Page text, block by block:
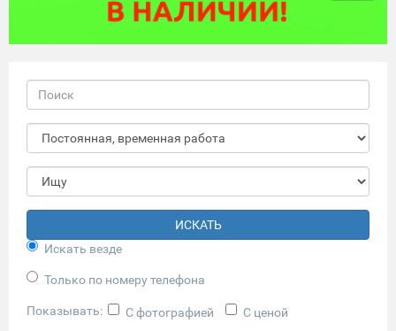
ИСКАТЬ
Искать везде
Только по номеру телефона
Показывать: С фотографией С ценой